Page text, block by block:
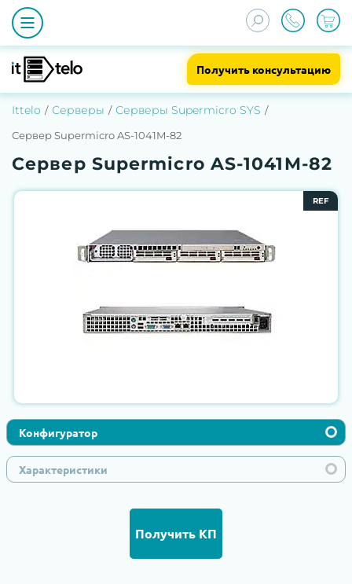
Получить консультацию
Ittelo Серверы Серверы Supermicro SYS
Сервер Supermicro AS-1041M-82
Сервер Supermicro AS-1041M-82
REF
Конфигуратор
Характеристики
Получить КП